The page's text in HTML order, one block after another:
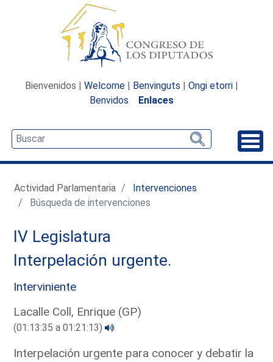
Bienvenidos | Welcome | Benvinguts | Ongi etorri |
Benvidos
Enlaces
Actividad Parlamentaria
Intervenciones
Búsqueda de intervenciones
IV Legislatura
Interpelación urgente.
Interviniente
Lacalle Coll, Enrique (GP)
(01:13:35 a 01:21:13)
Interpelación urgente para conocer y debatir la